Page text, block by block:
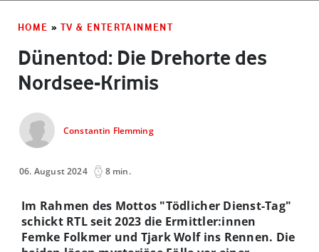
HOME » TV & ENTERTAINMENT
Dünentod: Die Drehorte des
Nordsee-Krimis
Constantin Flemming
06. August 2024 8 min.
Im Rahmen des Mottos "Tödlicher Dienst-Tag"
schickt RTL seit 2023 die Ermittler:innen
Femke Folkmer und Tjark Wolf ins Rennen. Die